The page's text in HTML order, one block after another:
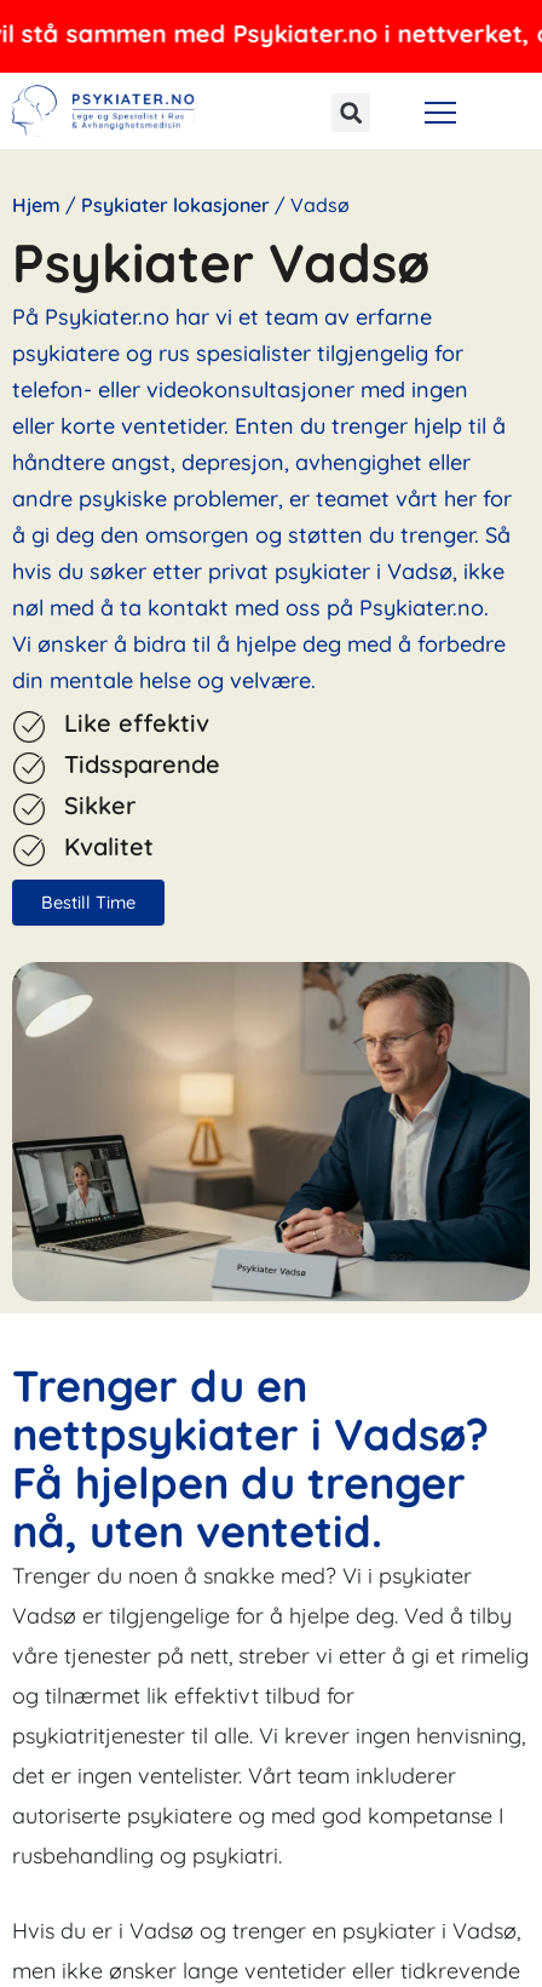
Hopp
til
innholdet
med Psykiater.no i nettverket, og
Hjem / Psykiater lokasjoner / Vadsø
Psykiater Vadsø
På Psykiater.no har vi et team av erfarne
psykiatere og rus spesialister tilgjengelig for
telefon- eller videokonsultasjoner med ingen
eller korte ventetider. Enten du trenger hjelp til å
håndtere angst, depresjon, avhengighet eller
andre psykiske problemer, er teamet vårt her for
å gi deg den omsorgen og støtten du trenger. Så
hvis du søker etter privat psykiater i Vadsø, ikke
nøl med å ta kontakt med oss på Psykiater.no.
Vi ønsker å bidra til å hjelpe deg med å forbedre
din mentale helse og velvære.
Like effektiv
Tidssparende
Sikker
Kvalitet
Bestill Time
Trenger du en
nettpsykiater i Vadsø?
Få hjelpen du trenger
nå, uten ventetid.
Trenger du noen å snakke med? Vi i psykiater
Vadsø er tilgjengelige for å hjelpe deg. Ved å tilby
våre tjenester på nett, streber vi etter å gi et rimelig
og tilnærmet lik effektivt tilbud for
psykiatritjenester til alle. Vi krever ingen henvisning,
det er ingen ventelister. Vårt team inkluderer
autoriserte psykiatere og med god kompetanse I
rusbehandling og psykiatri.
Hvis du er i Vadsø og trenger en psykiater i Vadsø,
men ikke ønsker lange ventetider eller tidkrevende